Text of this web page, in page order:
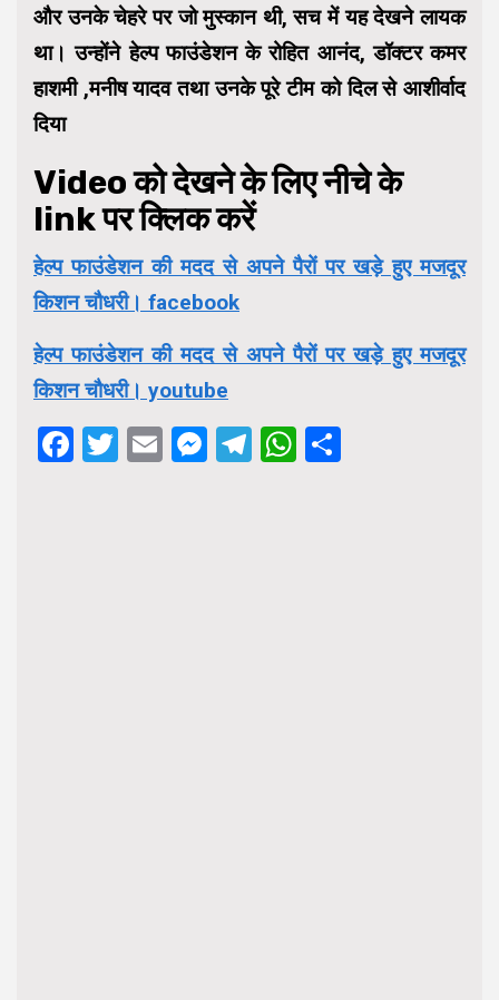
और उनके चेहरे पर जो मुस्कान थी, सच में यह देखने लायक
था। उन्होंने हेल्प फाउंडेशन के रोहित आनंद, डॉक्टर कमर
हाशमी ,मनीष यादव तथा उनके पूरे टीम को दिल से आशीर्वाद
दिया
Video को देखने के लिए नीचे के
link पर क्लिक करें
हेल्प फाउंडेशन की मदद से अपने पैरों पर खड़े हुए मजदूर
किशन चौधरी। facebook
हेल्प फाउंडेशन की मदद से अपने पैरों पर खड़े हुए मजदूर
किशन चौधरी। youtube
Facebook
Twitter
EmailMessenger
Telegram
WhatsApp